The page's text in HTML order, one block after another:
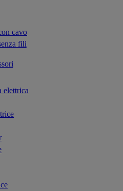
cavo
fili
elettrica